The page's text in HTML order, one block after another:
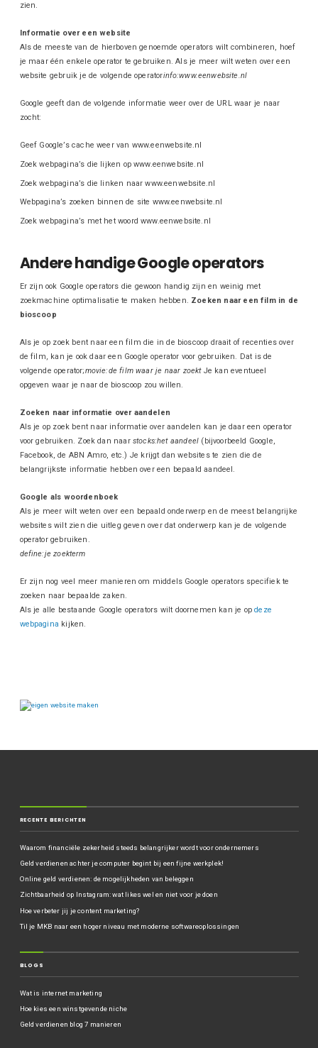
zien.
Informatie over een website
Als de meeste van de hierboven genoemde operators wilt combineren, hoef
je maar één enkele operator te gebruiken. Als je meer wilt weten over een
website gebruik je de volgende operatorinfo:www.eenwebsite.nl
Google geeft dan de volgende informatie weer over de URL waar je naar
zocht:
Geef Google’s cache weer van www.eenwebsite.nl
Zoek webpagina’s die lijken op www.eenwebsite.nl
Zoek webpagina’s die linken naar www.eenwebsite.nl
Webpagina’s zoeken binnen de site www.eenwebsite.nl
Zoek webpagina’s met het woord www.eenwebsite.nl
Andere handige Google operators
Er zijn ook Google operators die gewoon handig zijn en weinig met
zoekmachine optimalisatie te maken hebben. Zoeken naar een film in de
bioscoop
Als je op zoek bent naar een film die in de bioscoop draait of recenties over
de film, kan je ook daar een Google operator voor gebruiken. Dat is de
volgende operator;movie:de film waar je naar zoekt Je kan eventueel
opgeven waar je naar de bioscoop zou willen.
Zoeken naar informatie over aandelen
Als je op zoek bent naar informatie over aandelen kan je daar een operator
voor gebruiken. Zoek dan naar stocks:het aandeel (bijvoorbeeld Google,
Facebook, de ABN Amro, etc.) Je krijgt dan websites te zien die de
belangrijkste informatie hebben over een bepaald aandeel.
Google als woordenboek
Als je meer wilt weten over een bepaald onderwerp en de meest belangrijke
websites wilt zien die uitleg geven over dat onderwerp kan je de volgende
operator gebruiken.
define:je zoekterm
Er zijn nog veel meer manieren om middels Google operators specifiek te
zoeken naar bepaalde zaken.
Als je alle bestaande Google operators wilt doornemen kan je opdeze
webpagina kijken.
RECENTE BERICHTEN
Waarom financiële zekerheid steeds belangrijker wordt voor ondernemers
Geld verdienen achter je computer begint bij een fijne werkplek!
Online geld verdienen: de mogelijkheden van beleggen
Zichtbaarheid op Instagram: wat likes wel en niet voor je doen
Hoe verbeter jij je content marketing?
Til je MKB naar een hoger niveau met moderne softwareoplossingen
BLOGS
Wat is internet marketing
Hoe kies een winstgevende niche
Geld verdienen blog 7 manieren